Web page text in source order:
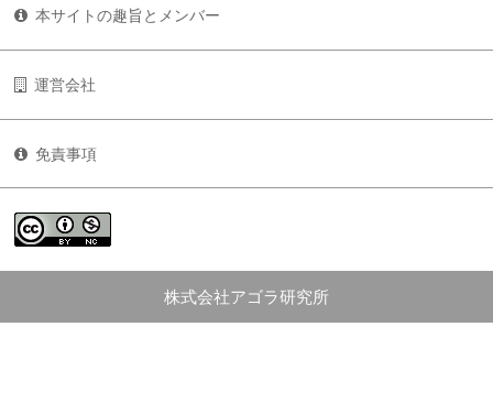
本サイトの趣旨とメンバー
運営会社
免責事項
株式会社アゴラ研究所